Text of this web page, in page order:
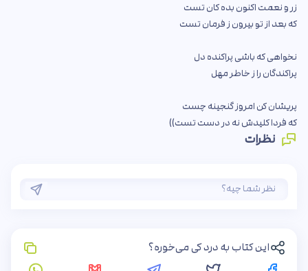
زر و نعمت اکنون بده کان تست
که بعد از تو بیرون ز فرمان تست
نخواهی که باشی پراکنده دل
پراکندگان را ز خاطر مهل
پریشان کن امروز گنجینه چست
که فردا کلیدش نه در دست تست))
نظرات
این کتاب به درد کی می‌خوره؟